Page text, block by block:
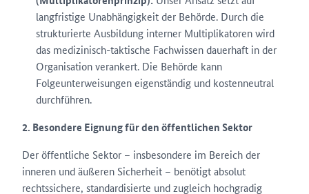
langfristige Unabhängigkeit der Behörde. Durch die
strukturierte Ausbildung interner Multiplikatoren wird
das medizinisch-taktische Fachwissen dauerhaft in der
Organisation verankert. Die Behörde kann
Folgeunterweisungen eigenständig und kostenneutral
durchführen.
2. Besondere Eignung für den öffentlichen Sektor
Der öffentliche Sektor – insbesondere im Bereich der
inneren und äußeren Sicherheit – benötigt absolut
rechtssichere, standardisierte und zugleich hochgradig